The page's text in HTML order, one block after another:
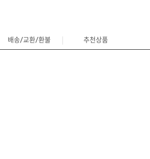
배송/교환/환불 추천상품